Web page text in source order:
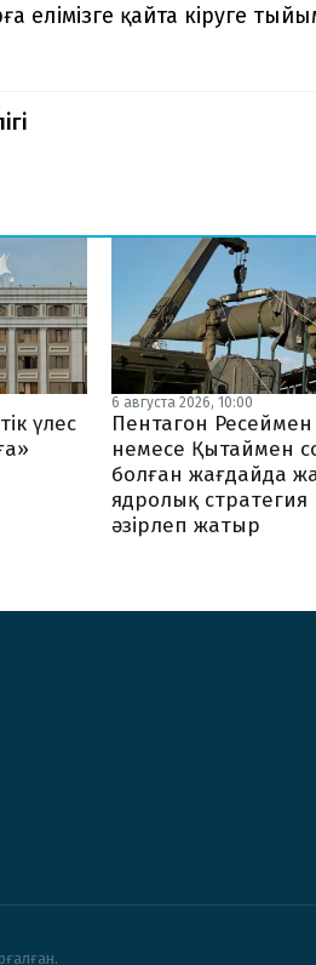
елімізге қайта кіруге
үлес
6 августа 2026, 10:00
Пентагон Ресеймен
немесе Қытаймен
болған жағдайда
ядролық стратегия
әзірлеп жатыр